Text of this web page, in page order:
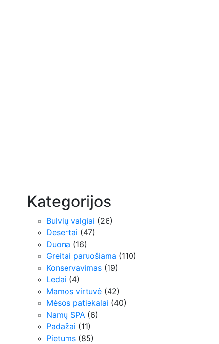
Kategorijos
Bulvių valgiai (26)
Desertai (47)
Duona (16)
Greitai paruošiama (110)
Konservavimas (19)
Ledai (4)
Mamos virtuvė (42)
Mėsos patiekalai (40)
Namų SPA (6)
Padažai (11)
Pietums (85)